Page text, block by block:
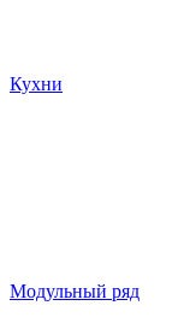
Кухни
Модульный ряд